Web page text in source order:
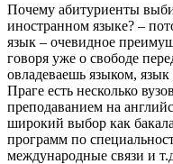
Почему абитуриенты
иностранном языке? –
язык – очевидное
говоря уже о свободе
овладеваешь языком,
Праге есть несколько
преподаванием на
широкий выбор как
программ по
международные связи и